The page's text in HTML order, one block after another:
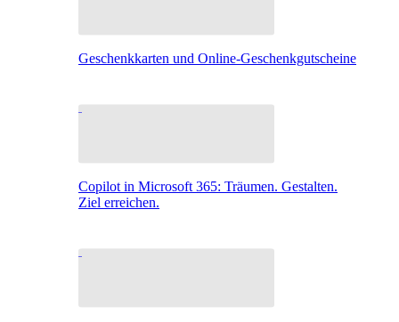
Geschenkkarten und Online-Geschenkgutscheine
Copilot in Microsoft 365: Träumen. Gestalten.
Ziel erreichen.